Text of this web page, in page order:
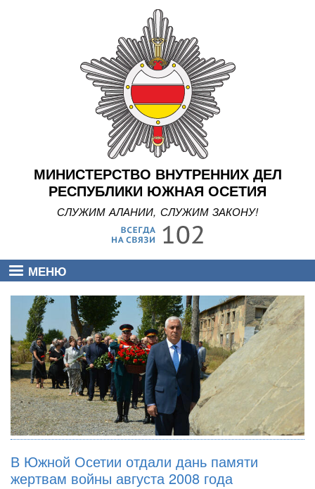
Перейти
к
основному
содержанию
МИНИСТЕРСТВО ВНУТРЕННИХ ДЕЛ
РЕСПУБЛИКИ ЮЖНАЯ ОСЕТИЯ
СЛУЖИМ АЛАНИИ, СЛУЖИМ ЗАКОНУ!
МЕНЮ
В Южной Осетии отдали дань памяти
жертвам войны августа 2008 года